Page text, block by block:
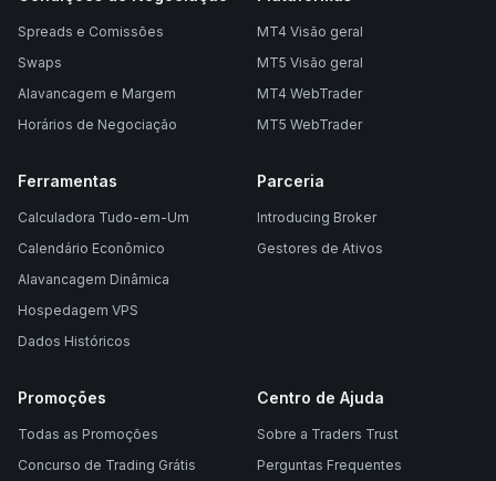
Spreads e Comissões
Swaps
Alavancagem e Margem
Horários de Negociação
MT4 Visão geral
MT5 Visão geral
MT4 WebTrader
MT5 WebTrader
Ferramentas
Calculadora Tudo-em-Um
Calendário Econômico
Alavancagem Dinâmica
Hospedagem VPS
Dados Históricos
Parceria
Introducing Broker
Gestores de Ativos
Promoções
Todas as Promoções
Concurso de Trading Grátis
Centro de Ajuda
Sobre a Traders Trust
Perguntas Frequentes